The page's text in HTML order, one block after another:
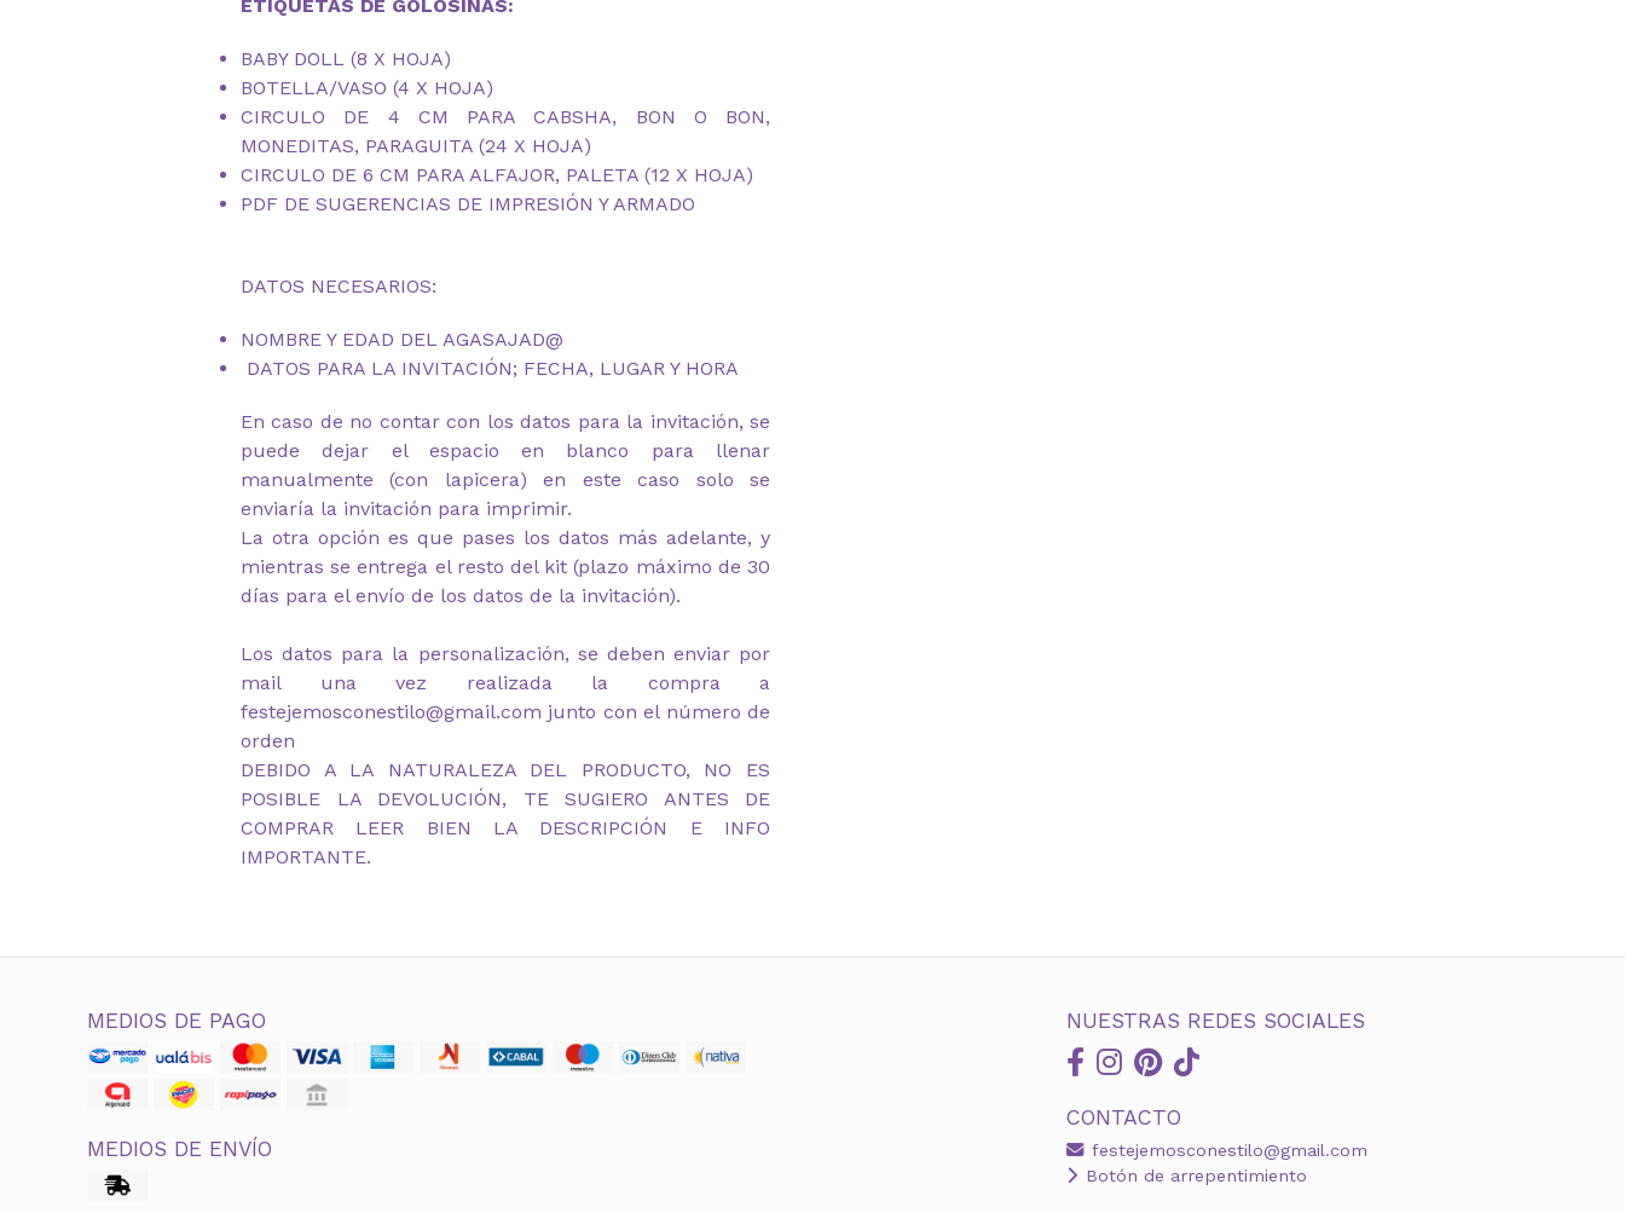
ETIQUETAS DE GOLOSINAS:
BABY DOLL (8 X HOJA)
BOTELLA/VASO (4 X HOJA)
CIRCULO DE 4 CM PARA CABSHA, BON O BON,
MONEDITAS, PARAGUITA (24 X HOJA)
CIRCULO DE 6 CM PARA ALFAJOR, PALETA (12 X HOJA)
PDF DE SUGERENCIAS DE IMPRESIÓN Y ARMADO
DATOS NECESARIOS:
NOMBRE Y EDAD DEL AGASAJAD@
DATOS PARA LA INVITACIÓN; FECHA, LUGAR Y HORA
En caso de no contar con los datos para la invitación, se
puede dejar el espacio en blanco para llenar
manualmente (con lapicera) en este caso solo se
enviaría la invitación para imprimir.
La otra opción es que pases los datos más adelante, y
mientras se entrega el resto del kit (plazo máximo de 30
días para el envío de los datos de la invitación).
Los datos para la personalización, se deben enviar por
mail una vez realizada la compra a
festejemosconestilo@gmail.com junto con el número de
orden
DEBIDO A LA NATURALEZA DEL PRODUCTO, NO ES
POSIBLE LA DEVOLUCIÓN, TE SUGIERO ANTES DE
COMPRAR LEER BIEN LA DESCRIPCIÓN E INFO
IMPORTANTE.
MEDIOS DE PAGO
MEDIOS DE ENVÍO
NUESTRAS REDES SOCIALES
CONTACTO
festejemosconestilo@gmail.com
Botón de arrepentimiento